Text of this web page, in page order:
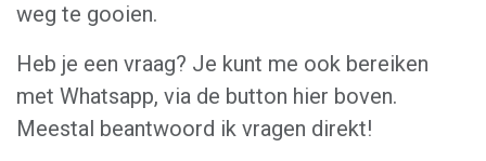
weg te gooien.
Heb je een vraag? Je kunt me ook bereiken
met Whatsapp, via de button hier boven.
Meestal beantwoord ik vragen direkt!